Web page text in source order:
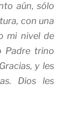
aún, sólo
con una
mi nivel de
Padre trino
y les
Dios les